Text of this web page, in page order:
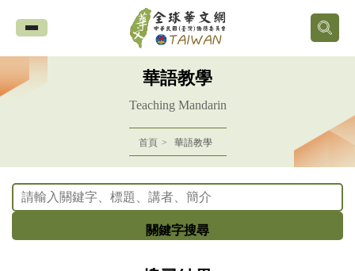
全
球
華
網
中
華語教學
Teaching Mandarin
首頁 華語教學
關鍵字搜尋